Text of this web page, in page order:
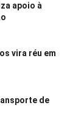
apoio à
vira réu em
de